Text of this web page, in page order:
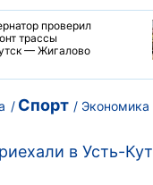
проверил
трассы
— Жигалово
Спорт Экономика
в Усть-